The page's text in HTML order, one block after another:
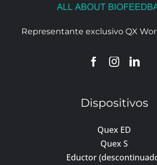
Representante exclusivo QX
Dispositivos
Quex ED
Quex S
Eductor